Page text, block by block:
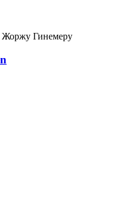
Жоржу Гинемеру